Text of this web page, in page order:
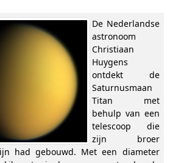
De Nederlandse
astronoom
Christiaan
Huygens
ontdekt de
Saturnusmaan
Titan met
behulp van een
telescoop die
zijn broer
had gebouwd. Met een diameter